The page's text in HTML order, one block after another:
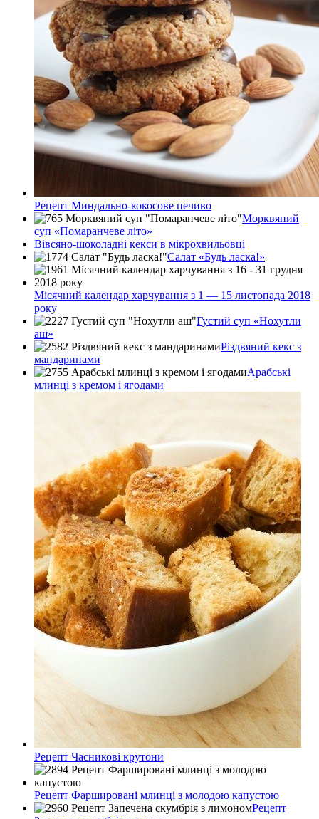
Рецепт Миндально-кокосове печиво
Морквяний
суп «Помаранчеве літо»
Вівсяно-шоколадні кекси в мікрохвильовці
Салат «Будь ласка!»
Місячний календар харчування з 1 — 15 листопада 2018
року
Густий суп «Нохутли
аш»
Різдвяний кекс з
мандаринами
Арабські
млинці з кремом і ягодами
Рецепт Часникові крутони
Рецепт Фаршировані млинці з молодою капустою
Рецепт